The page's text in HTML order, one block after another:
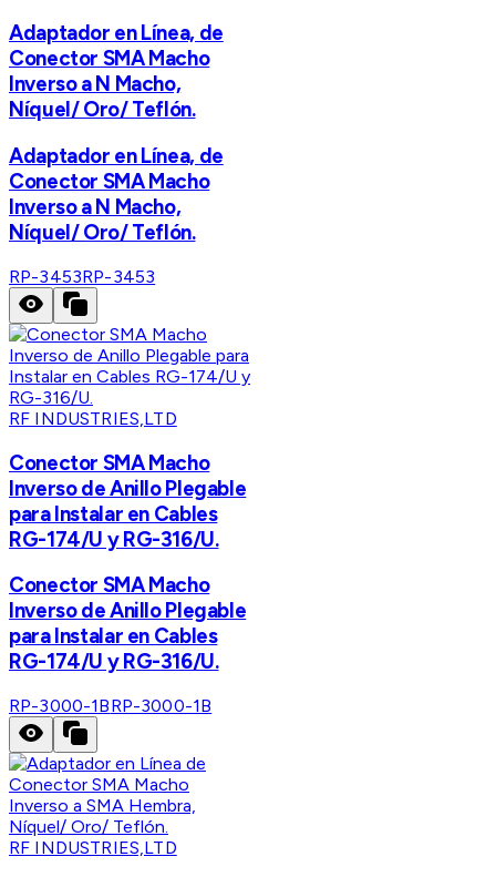
Adaptador en Línea, de
Conector SMA Macho
Inverso a N Macho,
Níquel/ Oro/ Teflón.
Adaptador en Línea, de
Conector SMA Macho
Inverso a N Macho,
Níquel/ Oro/ Teflón.
RP-3453RP-3453
RF INDUSTRIES,LTD
Conector SMA Macho
Inverso de Anillo Plegable
para Instalar en Cables
RG-174/U y RG-316/U.
Conector SMA Macho
Inverso de Anillo Plegable
para Instalar en Cables
RG-174/U y RG-316/U.
RP-3000-1BRP-3000-1B
RF INDUSTRIES,LTD